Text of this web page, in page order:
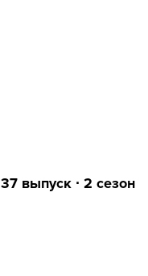
37 выпуск ∙ 2 сезон